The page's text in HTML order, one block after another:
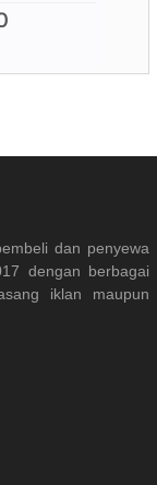
dan penyewa
dengan berbagai
iklan maupun